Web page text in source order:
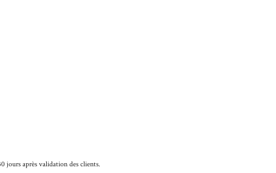
jours après validation des clients.